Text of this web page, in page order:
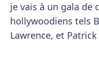
je vais à un gala de
hollywoodiens tels
Lawrence, et